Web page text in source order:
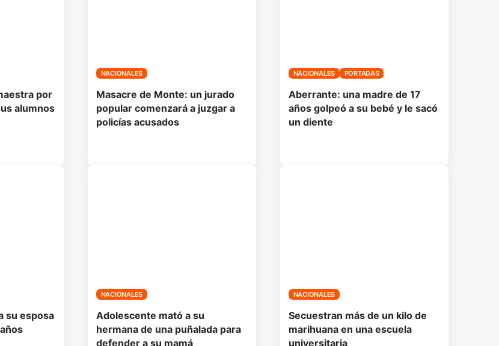
por
alumnos
NACIONALES
Masacre de Monte: un jurado
popular comenzará a juzgar a
policías acusados
NACIONALES PORTADAS
Aberrante: una madre de 17
años golpeó a su bebé y le sacó
un diente
su esposa
NACIONALES
Adolescente mató a su
hermana de una puñalada para
defender a su mamá
NACIONALES
Secuestran más de un kilo de
marihuana en una escuela
universitaria